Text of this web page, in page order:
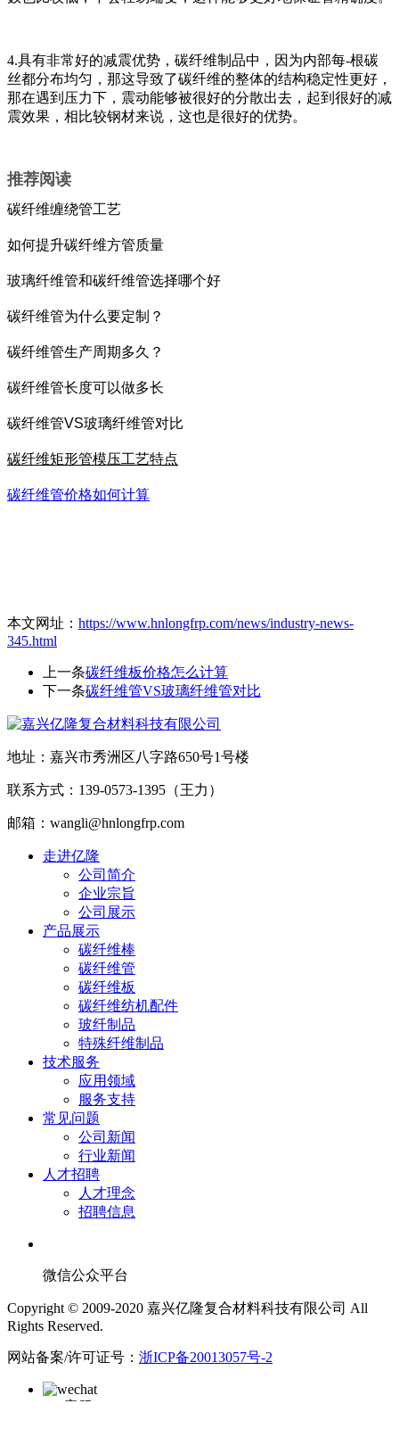
4.具有非常好的减震优势，碳纤维制品中，因为内部每-根碳
丝都分布均匀，那这导致了碳纤维的整体的结构稳定性更好，
那在遇到压力下，震动能够被很好的分散出去，起到很好的减
震效果，相比较钢材来说，这也是很好的优势。
推荐阅读
碳纤维缠绕管工艺
如何提升碳纤维方管质量
玻璃纤维管和碳纤维管选择哪个好
碳纤维管为什么要定制？
碳纤维管生产周期多久？
碳纤维管长度可以做多长
碳纤维管VS玻璃纤维管对比
碳纤维矩形管模压工艺特点
碳纤维管价格如何计算
本文网址： https://www.hnlongfrp.com/news/industry-news-
345.html
上一条碳纤维板价格怎么计算
下一条碳纤维管VS玻璃纤维管对比
地址：嘉兴市秀洲区八字路650号1号楼
联系方式：139-0573-1395（王力）
邮箱：wangli@hnlongfrp.com
走进亿隆
公司简介
企业宗旨
公司展示
产品展示
碳纤维棒
碳纤维管
碳纤维板
碳纤维纺机配件
玻纤制品
特殊纤维制品
技术服务
应用领域
服务支持
常见问题
公司新闻
行业新闻
人才招聘
人才理念
招聘信息
微信公众平台
Copyright © 2009-2020 嘉兴亿隆复合材料科技有限公司 All
Rights Reserved.
网站备案/许可证号： 浙ICP备20013057号-2
QQ客服